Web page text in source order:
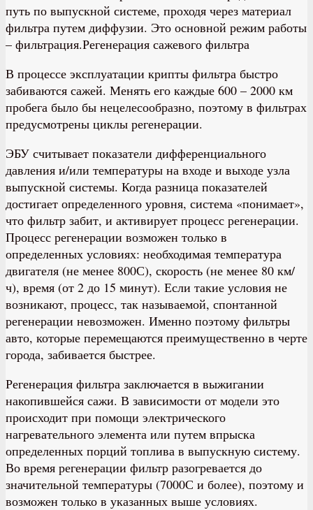
путь по выпускной системе, проходя через материал
фильтра путем диффузии. Это основной режим работы
– фильтрация.Регенерация сажевого фильтра
В процессе эксплуатации крипты фильтра быстро
забиваются сажей. Менять его каждые 600 – 2000 км
пробега было бы нецелесообразно, поэтому в фильтрах
предусмотрены циклы регенерации.
ЭБУ считывает показатели дифференциального
давления и/или температуры на входе и выходе узла
выпускной системы. Когда разница показателей
достигает определенного уровня, система «понимает»,
что фильтр забит, и активирует процесс регенерации.
Процесс регенерации возможен только в
определенных условиях: необходимая температура
двигателя (не менее 800С), скорость (не менее 80 км/
ч), время (от 2 до 15 минут). Если такие условия не
возникают, процесс, так называемой, спонтанной
регенерации невозможен. Именно поэтому фильтры
авто, которые перемещаются преимущественно в черте
города, забивается быстрее.
Регенерация фильтра заключается в выжигании
накопившейся сажи. В зависимости от модели это
происходит при помощи электрического
нагревательного элемента или путем впрыска
определенных порций топлива в выпускную систему.
Во время регенерации фильтр разогревается до
значительной температуры (7000С и более), поэтому и
возможен только в указанных выше условиях.